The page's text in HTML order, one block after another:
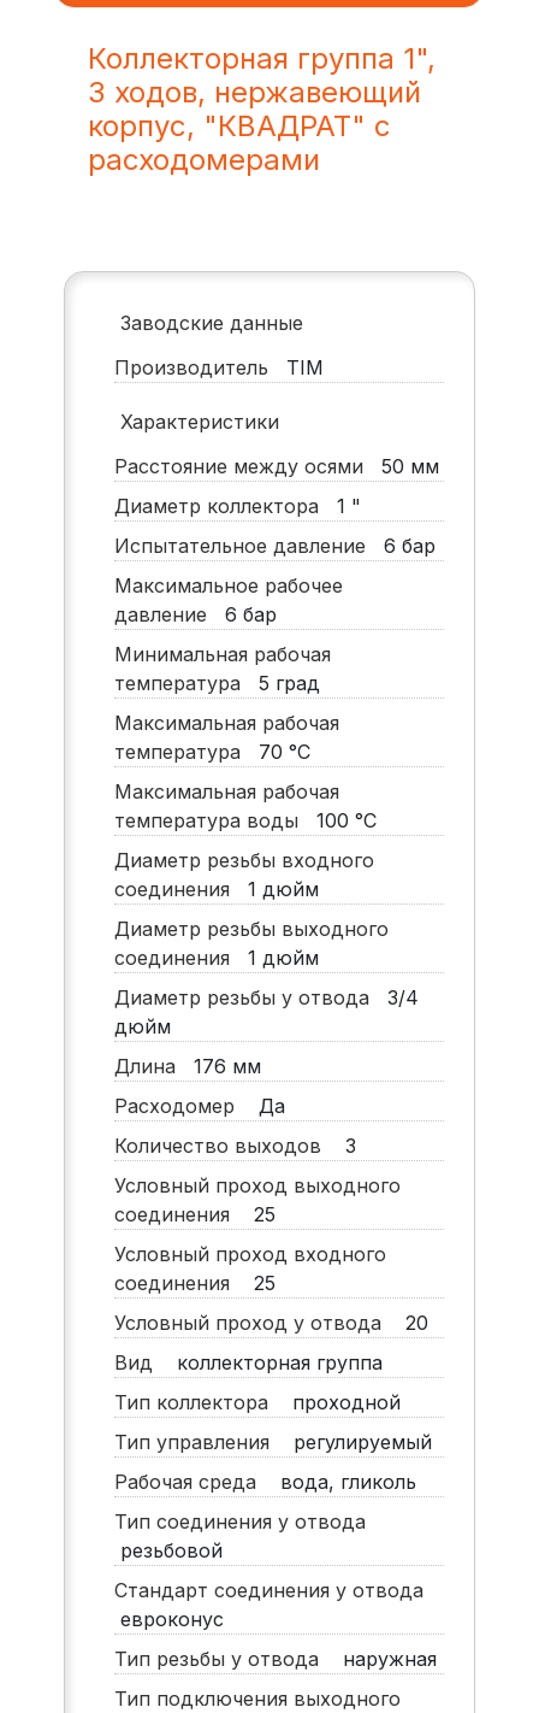
Коллекторная группа 1",
3 ходов, нержавеющий
корпус, "КВАДРАТ" с
расходомерами
Заводские данные
Производитель
TIM
Характеристики
Расстояние между осями
50 мм
Диаметр коллектора
1 "
Испытательное давление
6 бар
Максимальное рабочее
давление
6 бар
Минимальная рабочая
температура
5 град
Максимальная рабочая
температура
70 °C
Максимальная рабочая
температура воды
100 °C
Диаметр резьбы входного
соединения
1 дюйм
Диаметр резьбы выходного
соединения
1 дюйм
Диаметр резьбы у отвода
3/4
дюйм
Длина
176 мм
Расходомер
Да
Количество выходов
3
Условный проход выходного
соединения
25
Условный проход входного
соединения
25
Условный проход у отвода
20
Вид
коллекторная группа
Тип коллектора
проходной
Тип управления
регулируемый
Рабочая среда
вода, гликоль
Тип соединения у отвода
резьбовой
Стандарт соединения у отвода
евроконус
Тип резьбы у отвода
наружная
Тип подключения выходного